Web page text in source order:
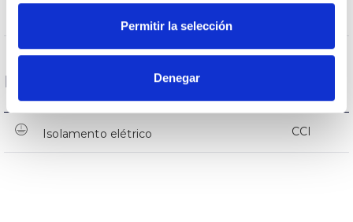
Permitir la selección
Denegar
Dados gerais
Isolamento elétrico CCI